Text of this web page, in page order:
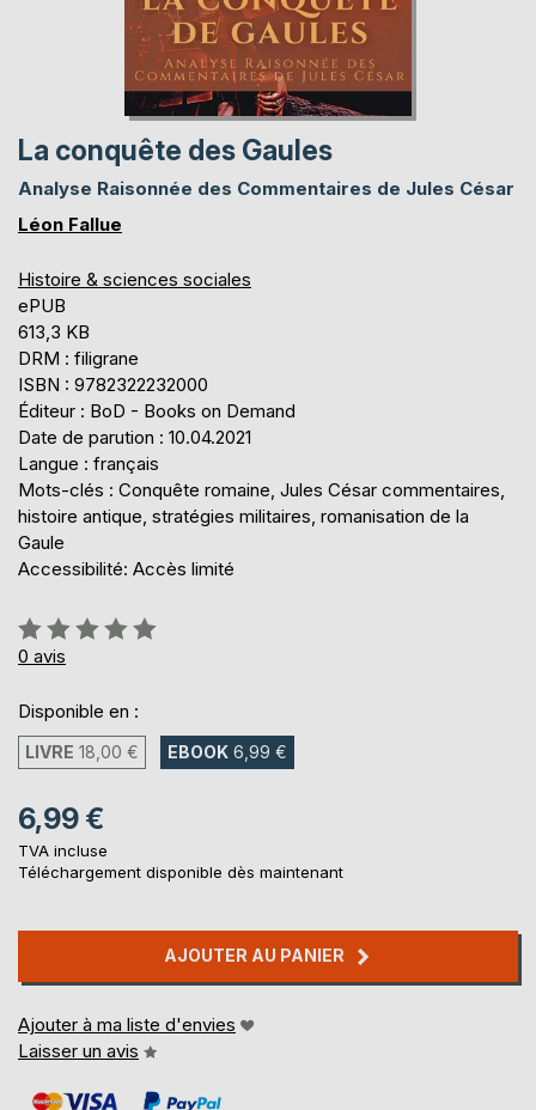
La conquête des Gaules
Analyse Raisonnée des Commentaires de Jules César
Léon Fallue
Histoire & sciences sociales
ePUB
613,3 KB
DRM : filigrane
ISBN : 9782322232000
Éditeur : BoD - Books on Demand
Date de parution : 10.04.2021
Langue : français
Mots-clés : Conquête romaine, Jules César commentaires,
histoire antique, stratégies militaires, romanisation de la
Gaule
Accessibilité: Accès limité
Évaluation:
0%
0 avis
Disponible en :
LIVRE 18,00 € EBOOK 6,99 €
6,99 €
TVA incluse
Téléchargement disponible dès maintenant
AJOUTER AU PANIER
Ajouter à ma liste d'envies
Laisser un avis